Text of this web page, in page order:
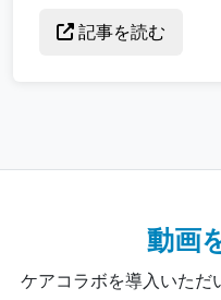
記事を読む
動画
ケアコラボを導入いただ